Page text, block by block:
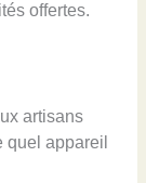
offertes.
artisans
quel appareil